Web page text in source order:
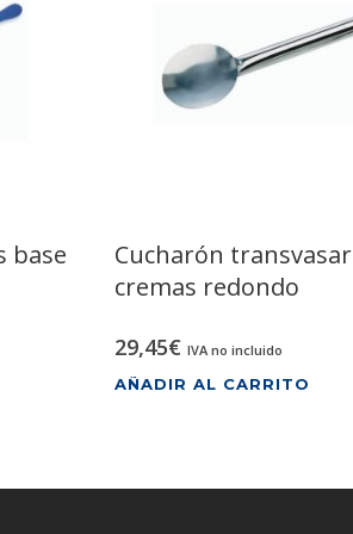
base
Cucharón transvasar
cremas redondo
29,45€ IVA no incluido
AÑADIR AL CARRITO